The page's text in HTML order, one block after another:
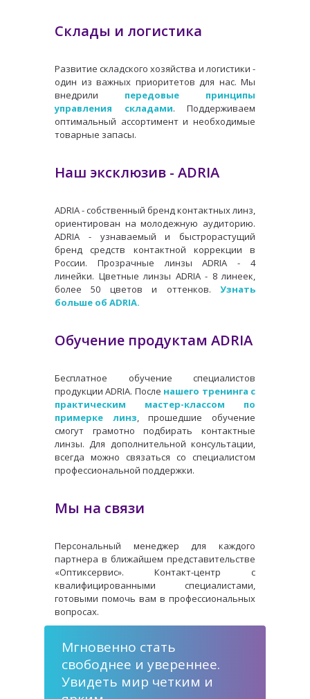
Склады и логистика
Развитие складского хозяйства и логистики -
один из важных приоритетов для нас. Мы
внедрили передовые принципы
управления складами. Поддерживаем
оптимальный ассортимент и необходимые
товарные запасы.
Наш эксклюзив - ADRIA
ADRIA - собственный бренд контактных линз,
ориентирован на молодежную аудиторию.
ADRIA - узнаваемый и быстрорастущий
бренд средств контактной коррекции в
России. Прозрачные линзы ADRIA - 4
линейки. Цветные линзы ADRIA - 8 линеек,
более 50 цветов и оттенков. Узнать
больше об ADRIA.
Обучение продуктам ADRIA
Бесплатное обучение специалистов
продукции ADRIA. После нашего тренинга с
практическим мастер-классом по
примерке линз, прошедшие обучение
смогут грамотно подбирать контактные
линзы. Для дополнительной консультации,
всегда можно связаться со специалистом
профессиональной поддержки.
Мы на связи
Персональный менеджер для каждого
партнера в ближайшем представительстве
«Оптиксервис». Контакт-центр с
квалифицированными специалистами,
готовыми помочь вам в профессиональных
вопросах.
Мгновенно стать
свободнее и увереннее.
Увидеть мир четким и